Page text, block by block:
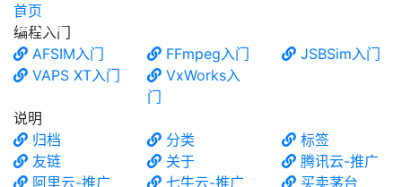
食铁兽
首页
编程入门
AFSIM入门
FFmpeg入门
JSBSim入门
VAPS XT入门
VxWorks入
门
说明
归档
分类
标签
友链
关于
腾讯云-推广
阿里云-推广
七牛云-推广
买卖茅台